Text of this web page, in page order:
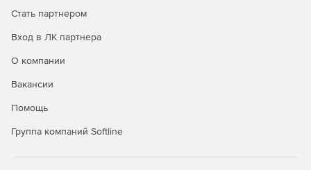
Стать партнером
Вход в ЛК партнера
О компании
Вакансии
Помощь
Группа компаний Softline